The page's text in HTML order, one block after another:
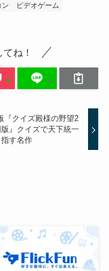
ン
ビデオゲーム
ね！
『クイズ殿様の野望2
』クイズで天下統一
す名作